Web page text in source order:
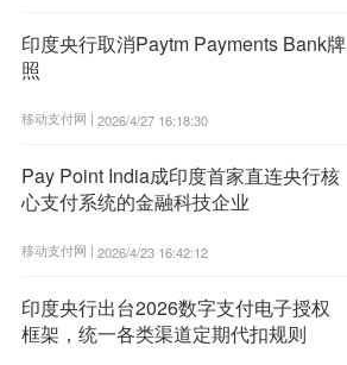
印度央行取消Paytm Payments Bank牌
照
移动支付网 | 2026/4/27 16:18:30
Pay Point India成印度首家直连央行核
心支付系统的金融科技企业
移动支付网 | 2026/4/23 16:42:12
印度央行出台2026数字支付电子授权
框架，统一各类渠道定期代扣规则